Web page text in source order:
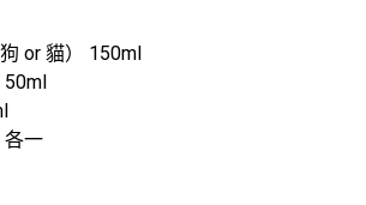
or 貓） 150ml
50ml
各一